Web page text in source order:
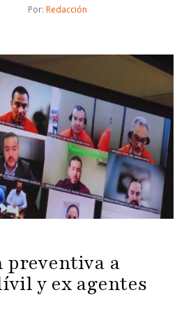
Por: Redacción
preventiva a
y ex agentes